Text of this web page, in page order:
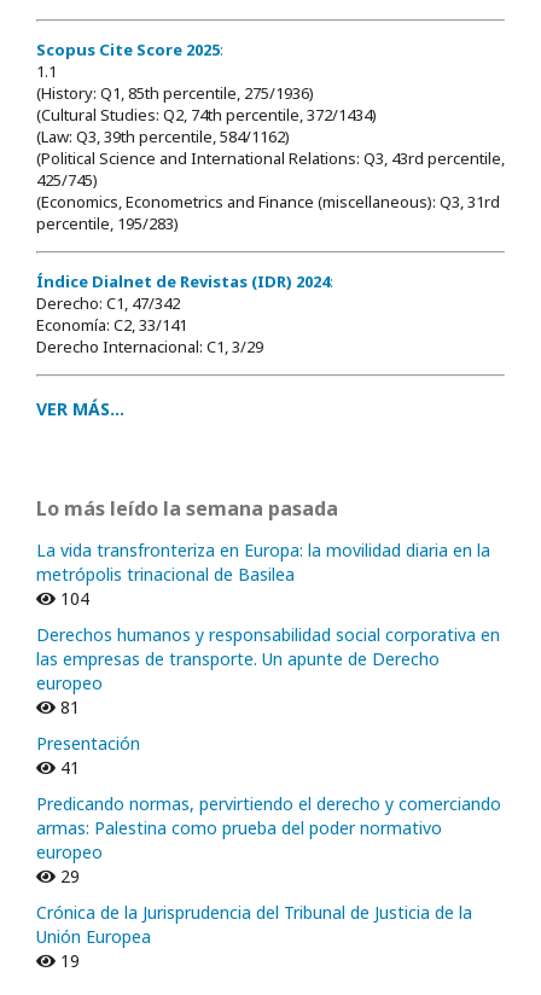
Scopus Cite Score 2025:
1.1
(History: Q1, 85th percentile, 275/1936)
(Cultural Studies: Q2, 74th percentile, 372/1434)
(Law: Q3, 39th percentile, 584/1162)
(Political Science and International Relations: Q3, 43rd percentile,
425/745)
(Economics, Econometrics and Finance (miscellaneous): Q3, 31rd
percentile, 195/283)
Índice Dialnet de Revistas (IDR) 2024:
Derecho: C1, 47/342
Economía: C2, 33/141
Derecho Internacional: C1, 3/29
VER MÁS...
Lo más leído la semana pasada
La vida transfronteriza en Europa: la movilidad diaria en la
metrópolis trinacional de Basilea
104
Derechos humanos y responsabilidad social corporativa en
las empresas de transporte. Un apunte de Derecho
europeo
81
Presentación
41
Predicando normas, pervirtiendo el derecho y comerciando
armas: Palestina como prueba del poder normativo
europeo
29
Crónica de la Jurisprudencia del Tribunal de Justicia de la
Unión Europea
19